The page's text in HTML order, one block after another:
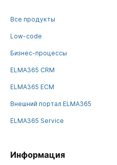
Все продукты
Low-code
Бизнес-процессы
ELMA365 CRM
ELMA365 ECM
Внешний портал ELMA365
ELMA365 Service
Информация